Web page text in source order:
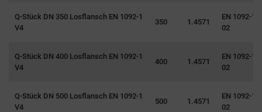
Q-Stück DN 350 Losflansch EN 1092-1
V4
350 1.4571
EN 1092-1
02
Q-Stück DN 400 Losflansch EN 1092-1
V4
400 1.4571
EN 1092-1
02
Q-Stück DN 500 Losflansch EN 1092-1
V4
500 1.4571
EN 1092-1
02